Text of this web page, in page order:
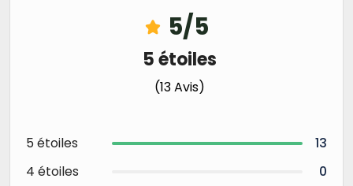
5/5
5 étoiles
(13 Avis)
5 étoiles
13
4 étoiles
0